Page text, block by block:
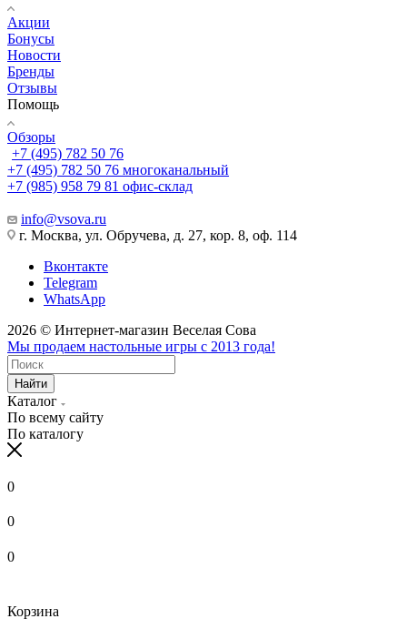
Акции
Бонусы
Новости
Бренды
Отзывы
Помощь
Обзоры
+7 (495) 782 50 76
+7 (495) 782 50 76 многоканальный
+7 (985) 958 79 81 офис-склад
info@vsova.ru
г. Москва, ул. Обручева, д. 27, кор. 8, оф. 114
Вконтакте
Telegram
WhatsApp
2026 © Интернет-магазин Веселая Сова
Мы продаем настольные игры с 2013 года!
Найти
Каталог
По всему сайту
По каталогу
0
0
0
Корзина